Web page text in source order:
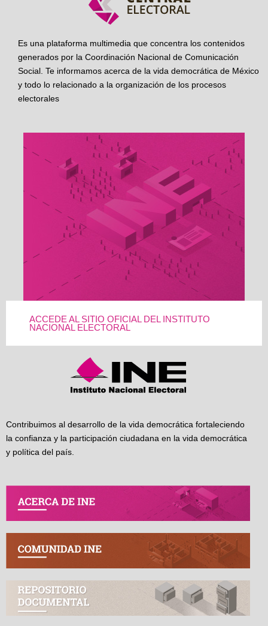
Es una plataforma multimedia que concentra los contenidos
generados por la Coordinación Nacional de Comunicación
Social. Te informamos acerca de la vida democrática de México
y todo lo relacionado a la organización de los procesos
electorales
ACCEDE AL SITIO OFICIAL DEL INSTITUTO
NACIONAL ELECTORAL
Contribuimos al desarrollo de la vida democrática fortaleciendo
la confianza y la participación ciudadana en la vida democrática
y política del país.